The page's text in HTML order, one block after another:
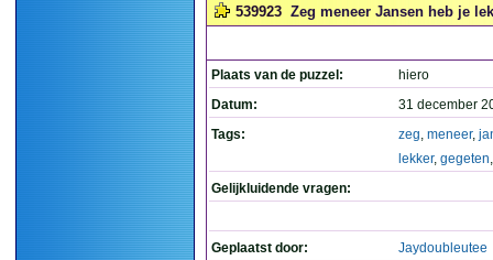
539923 Zeg meneer Jansen heb je
Plaats van de puzzel:
hiero
Datum:
31 december
Tags:
zeg, meneer,
lekker, gegeten
Gelijkluidende vragen:
Geplaatst door: Jaydoubleutee